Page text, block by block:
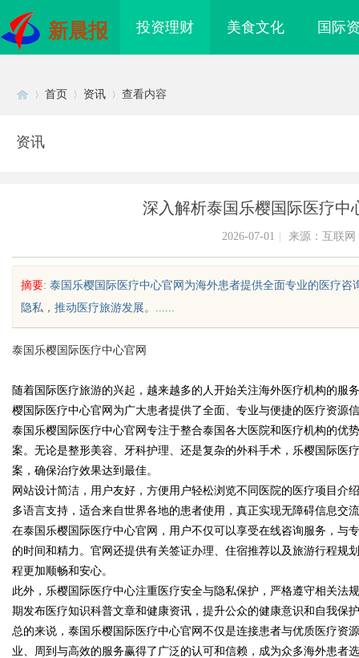
新晨报 投资理财 美食文化 国际
uz
!
首页 资讯 查看内容
资讯
深入解析泰国乐樱国际医疗中
2026-07-01 来源：互联网
摘要: 泰国乐樱国际医疗中心官网为海外患者提供全面专业的医疗
隐私，推动医疗旅游发展。......
泰国乐樱国际医疗中心官网
随着国际医疗旅游的兴起，越来越多的人开始关注海外医疗机构的服
樱国际医疗中心官网为广大患者提供了全面、专业与便捷的医疗资源
泰国乐樱国际医疗中心官网专注于整合泰国各大医院和医疗机构的优
案。无论是整形美容、牙科护理、还是复杂的外科手术，乐樱国际医
案，确保治疗效果达到最佳。
网站设计简洁，用户友好，方便用户轻松浏览不同医院的医疗项目介
多语言支持，适合来自世界各地的患者使用，真正实现无障碍信息交
在泰国乐樱国际医疗中心官网，用户不仅可以享受在线咨询服务，与
的时间和精力。官网还提供有关签证办理、住宿推荐以及旅游行程规
程更加顺畅和安心。
此外，乐樱国际医疗中心注重医疗安全与隐私保护，严格遵守相关法
期发布医疗知识科普文章和健康资讯，提升公众的健康意识和自我保
总的来说，泰国乐樱国际医疗中心官网不仅是连接患者与优质医疗资
业、周到与高效的服务赢得了广泛的认可和信赖，成为众多海外患者
到”为什么隔壁店铺没
天给他免费派单？ 究竟藏着哪些行业秘诀？